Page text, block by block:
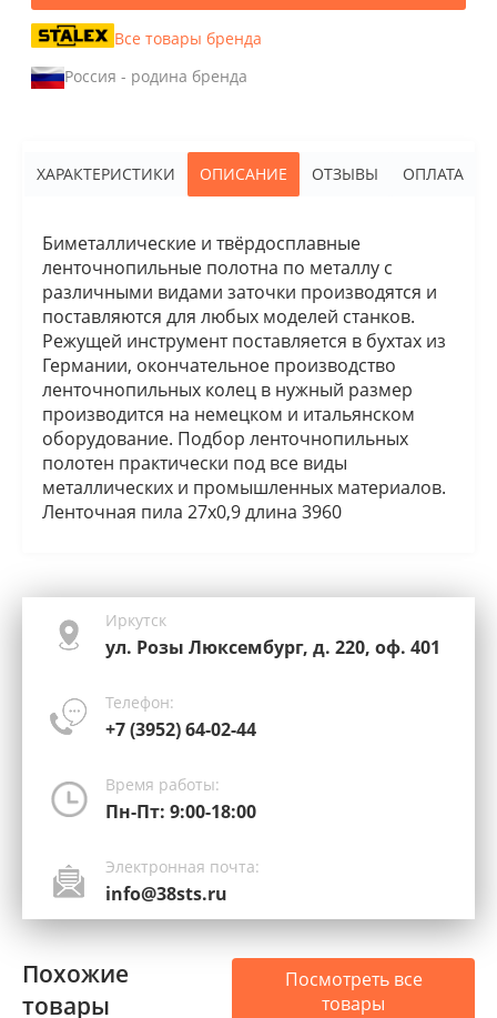
Все товары бренда
Россия - родина бренда
ХАРАКТЕРИСТИКИ ОПИСАНИЕ ОТЗЫВЫ ОПЛАТА
Биметаллические и твёрдосплавные
ленточнопильные полотна по металлу с
различными видами заточки производятся и
поставляются для любых моделей станков.
Режущей инструмент поставляется в бухтах из
Германии, окончательное производство
ленточнопильных колец в нужный размер
производится на немецком и итальянском
оборудование. Подбор ленточнопильных
полотен практически под все виды
металлических и промышленных материалов.
Ленточная пила 27х0,9 длина 3960
Иркутск
ул. Розы Люксембург, д. 220, оф. 401
Телефон:
+7 (3952) 64-02-44
Время работы:
Пн-Пт: 9:00-18:00
Электронная почта:
info@38sts.ru
Похожие
товары
Посмотреть все
товары